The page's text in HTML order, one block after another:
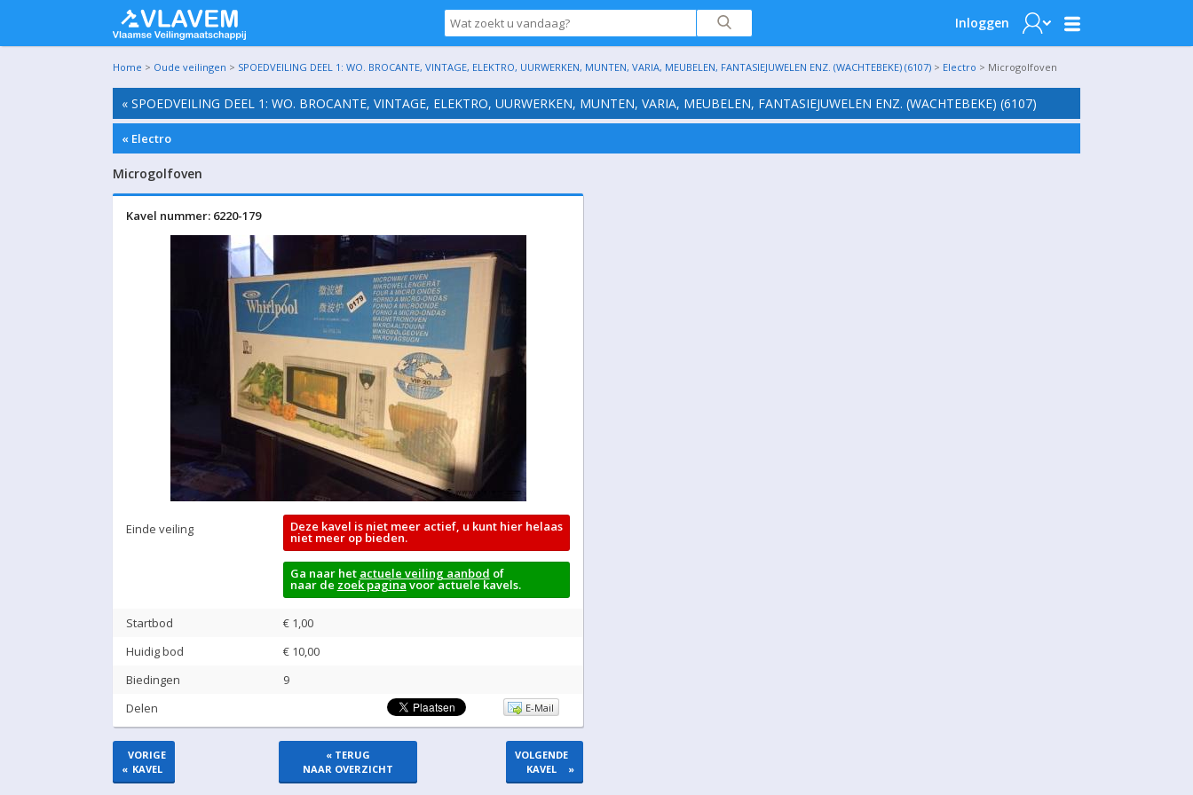
Inloggen
Home > Oude veilingen > SPOEDVEILING DEEL 1: WO. BROCANTE, VINTAGE, ELEKTRO, UURWERKEN, MUNTEN, VARIA, MEUBELEN, FANTASIEJUWELEN ENZ. (WACHTEBEKE) (6107) > Electro > Microgolfoven
« SPOEDVEILING DEEL 1: WO. BROCANTE, VINTAGE, ELEKTRO, UURWERKEN, MUNTEN, VARIA, MEUBELEN, FANTASIEJUWELEN ENZ. (WACHTEBEKE) (6107)
« Electro
Microgolfoven
Kavel nummer: 6220-179
Einde veiling Deze kavel is niet meer actief, u kunt hier helaas
niet meer op bieden.
Ga naar het actuele veiling aanbod of
naar de zoek paginavoor actuele kavels.
Startbod
€ 1,00
Huidig bod
€ 10,00
Biedingen
9
Delen
E-Mail
«
VORIGE
KAVEL
« TERUG
NAAR OVERZICHT
VOLGENDE
KAVEL
»